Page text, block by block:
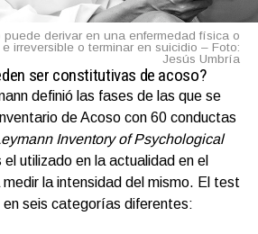
derivar en una enfermedad física o
irreversible o terminar en suicidio – Foto:
Jesús Umbría
ser constitutivas de acoso?
definió las fases de las que se
de Acoso con 60 conductas
Inventory of Psychological
utilizado en la actualidad en el
la intensidad del mismo. El test
seis categorías diferentes: